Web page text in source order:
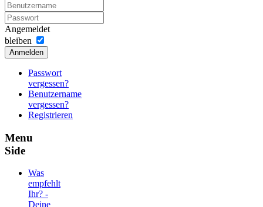
Angemeldet
bleiben
Anmelden
Passwort
vergessen?
Benutzername
vergessen?
Registrieren
Menu
Side
Was
empfehlt
Ihr? -
Deine